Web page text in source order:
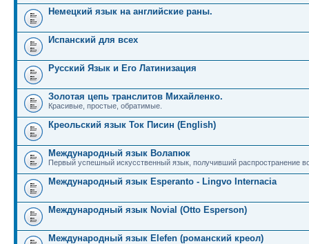
Немецкий язык на английские раны.
Испанский для всех
Русский Язык и Его Латинизация
Золотая цепь транслитов Михайленко.
Красивые, простые, обратимые.
Креольский язык Ток Писин (English)
Международный язык Волапюк
Первый успешный искусственный язык, получивший распространение
Международный язык Esperanto - Lingvo Internacia
Международный язык Novial (Otto Esperson)
Международный язык Elefen (романский креол)